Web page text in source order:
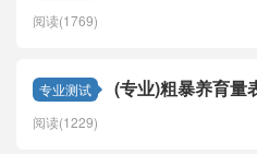
阅读(1769)
专业测试 (专业)粗暴养育量
阅读(1229)